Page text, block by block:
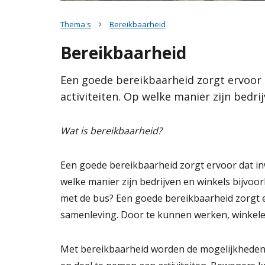
Samenvattingskaart
Hoe werkt de website?
Contact
Ambities
Waarden
Een goede bereikbaarheid zorgt ervoor dat
mee kunnen doen aan activiteiten. Op welke
winkels bijvoorbeeld te bereiken?
Lees verder
Thema's Bereikbaarheid
Bereikbaarheid
Een goede bereikbaarheid zorgt
activiteiten. Op welke manier zijn
Wat is bereikbaarheid?
Een goede bereikbaarheid zorgt ervoor dat
welke manier zijn bedrijven en winkels
met de bus? Een goede bereikbaarheid
samenleving. Door te kunnen werken,
Met bereikbaarheid worden de